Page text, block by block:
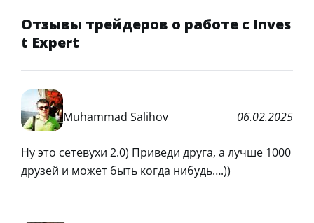
Отзывы трейдеров о работе с Inves
t Expert
Muhammad Salihov 06.02.2025
Ну это сетевухи 2.0) Приведи друга, а лучше 1000
друзей и может быть когда нибудь….))